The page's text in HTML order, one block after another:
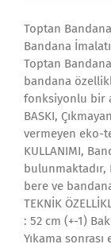
Toptan
Bandana
Toptan
bandana
fonksiyonlu bir
BASKI,
vermeyen eko-
KULLANIMI,
bulunmaktadır,
bere ve
TEKNİK
: 52 cm (+-1)
Yıkama